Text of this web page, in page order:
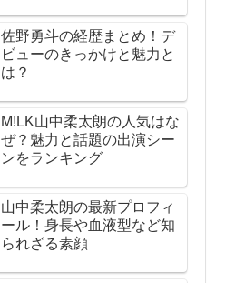
佐野勇斗の経歴まとめ！デ
ビューのきっかけと魅力と
は？
M!LK山中柔太朗の人気はな
ぜ？魅力と話題の出演シー
ンをランキング
山中柔太朗の最新プロフィ
ール！身長や血液型など知
られざる素顔